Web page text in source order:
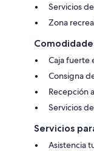
Servicios
Zona
Caja fuerte
Consigna
Recepción
Servicios
Servicios
Asistencia